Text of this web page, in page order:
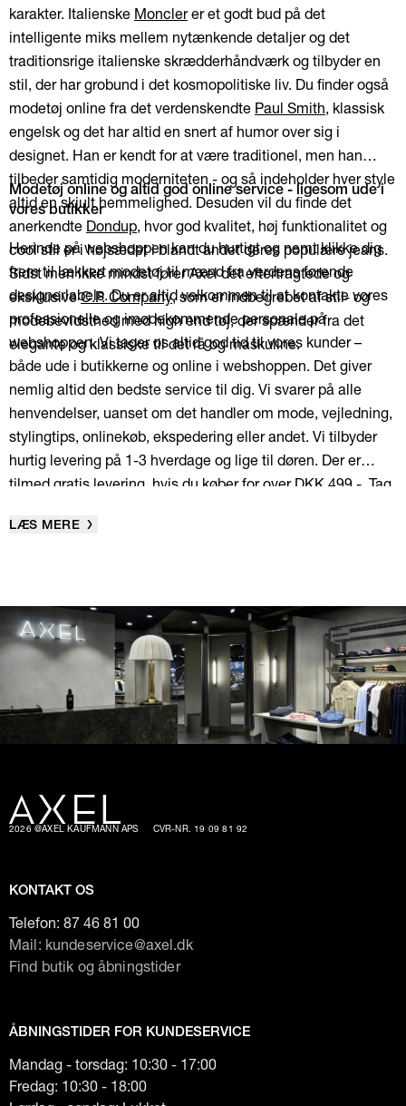
karakter. Italienske Monclerer et godt bud på det
intelligente miks mellem nytænkende detaljer og det
traditionsrige italienske skrædderhåndværk og tilbyder en
stil, der har grobund i det kosmopolitiske liv. Du finder også
modetøj online fra det verdenskendte Paul Smith, klassisk
engelsk og det har altid en snert af humor over sig i
designet. Han er kendt for at være traditionel, men han
tilbeder samtidig moderniteten - og så indeholder hver style
altid en skjult hemmelighed. Desuden vil du finde det
anerkendte Dondup, hvor god kvalitet, høj funktionalitet og
cool stil er i højsædet i blandt andet deres populære jeans.
Sidst men ikke mindst fører Axel det eftertragtede og
eksklusiveC.P. Company, som er indbegrebet af stil- og
modebevidsthed med high end tøj, der spænder fra det
elegante og klassiske til det rå og maskuline.
Modetøj online og altid god online service - ligesom ude i
vores butikker
Herinde på webshoppen kan du hurtigt og nemt klikke dig
frem til lækkert modetøj til mænd fra verdens førende
designerlabels. Du er altid velkommen til at kontakte vores
professionelle og imødekommende personale på
webshoppen. Vi tager os altid god tid til vores kunder –
både ude i butikkerne og online i webshoppen. Det giver
nemlig altid den bedste service til dig. Vi svarer på alle
henvendelser, uanset om det handler om mode, vejledning,
stylingtips, onlinekøb, ekspedering eller andet. Vi tilbyder
hurtig levering på 1-3 hverdage og lige til døren. Der er
tilmed gratis levering, hvis du køber for over DKK 499,-. Tag
udvalg af modetøj til mænd til at skabe din helt egen
LÆS MERE
2026 @AXEL KAUFMANN APS CVR-NR. 19 09 81 92
KONTAKT OS
Telefon: 87 46 81 00
Mail: kundeservice@axel.dk
Find butik og åbningstider
ÅBNINGSTIDER FOR KUNDESERVICE
Mandag - torsdag: 10:30 - 17:00
Fredag: 10:30 - 18:00